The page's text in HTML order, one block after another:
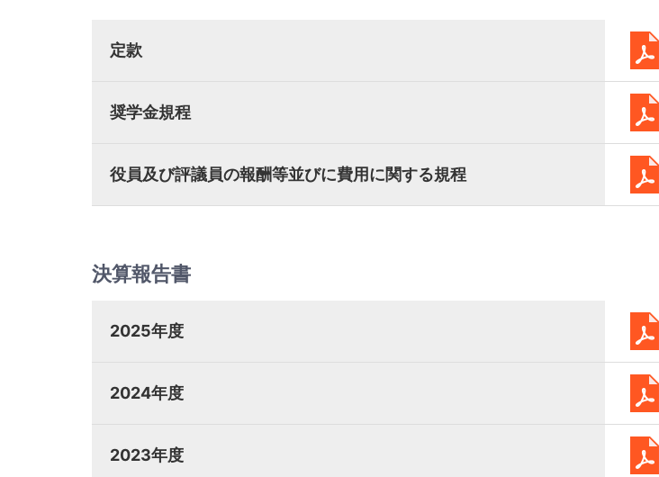
定款
奨学金規程
役員及び評議員の報酬等並びに費用に関する規程
決算報告書
2025年度
2024年度
2023年度